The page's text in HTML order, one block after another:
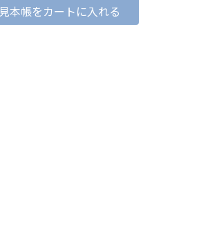
見本帳をカートに入れる